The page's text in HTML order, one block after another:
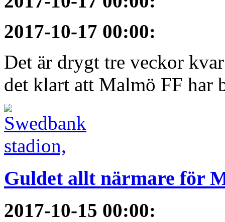
2017-10-17 00:00:
Det är drygt tre veckor
det klart att Malmö FF har
Guldet allt närmare för
2017-10-15 00:00: